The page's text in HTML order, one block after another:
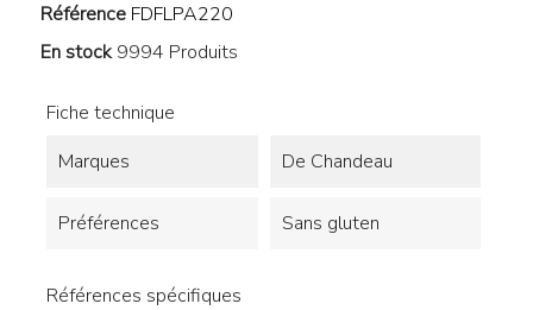
Référence FDFLPA220
En stock 9994 Produits
Fiche technique
Marques
De Chandeau
Préférences Sans gluten
Références spécifiques